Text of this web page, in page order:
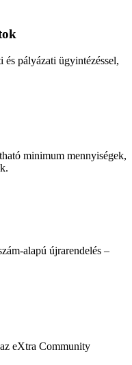
és pályázati ügyintézéssel,
minimum mennyiségek,
alapú újrarendelés –
eXtra Community